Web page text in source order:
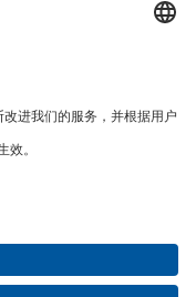
件与技术知识